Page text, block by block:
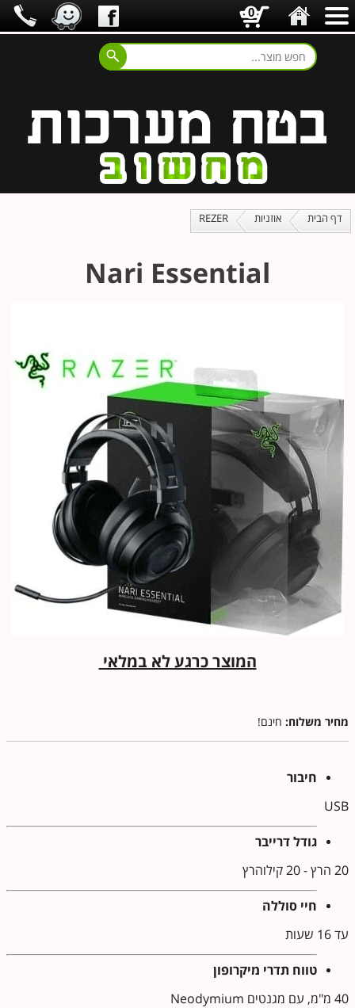
דף הבית אוזניות REZER
Nari Essential
המוצר כרגע לא במלאי
מחיר משלוח: חינם!
חיבור
USB
גודל דרייבר
20 הרץ - 20 קילוהרץ
חיי סוללה
עד 16 שעות
טווח תדרי מיקרופון
40 מ"מ, עם מגנטים Neodymium
0